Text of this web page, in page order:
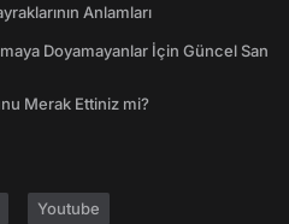
Anlamları
Doyamayanlar İçin Güncel San
Merak Ettiniz mi?
Youtube